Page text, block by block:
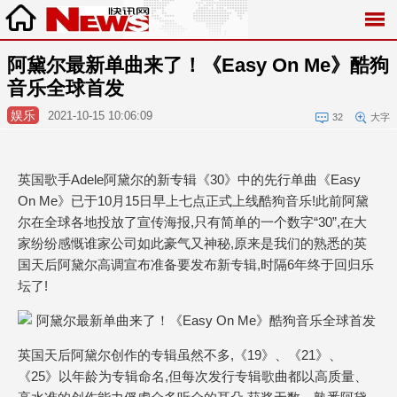
阿黛尔最新单曲来了！《Easy On Me》酷狗
音乐全球首发
娱乐 2021-10-15 10:06:09 32 大字
英国歌手Adele阿黛尔的新专辑《30》中的先行单曲《Easy
On Me》已于10月15日早上七点正式上线酷狗音乐!此前阿黛
尔在全球各地投放了宣传海报,只有简单的一个数字“30”,在大
家纷纷感慨谁家公司如此豪气又神秘,原来是我们的熟悉的英
国天后阿黛尔高调宣布准备要发布新专辑,时隔6年终于回归乐
坛了!
英国天后阿黛尔创作的专辑虽然不多,《19》、《21》、
《25》以年龄为专辑命名,但每次发行专辑歌曲都以高质量、